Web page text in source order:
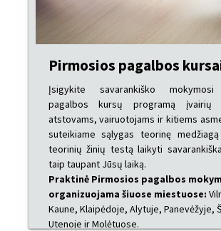
Pirmosios pagalbos
Įsigykite savarankiško
pagalbos kursų programą įvairių
atstovams, vairuotojams ir kitiems
suteikiame sąlygas teorinę
teorinių žinių testą laikyti
taip taupant Jūsų laiką.
Praktinė Pirmosios pagalbos
organizuojama šiuose miestuose:
Kaune, Klaipėdoje, Alytuje, Panevėžyje,
Utenoje ir Molėtuose.